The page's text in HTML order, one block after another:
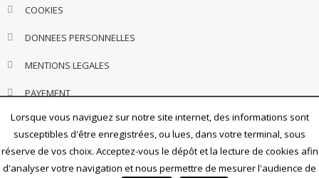
COOKIES
DONNEES PERSONNELLES
MENTIONS LEGALES
PAYEMENT
Lorsque vous naviguez sur notre site internet, des informations sont
susceptibles d'être enregistrées, ou lues, dans votre terminal, sous
réserve de vos choix. Acceptez-vous le dépôt et la lecture de cookies afin
d'analyser votre navigation et nous permettre de mesurer l'audience de